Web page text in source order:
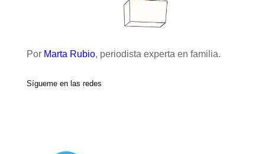
Por Marta Rubio, periodista experta en familia.
Sígueme en las redes